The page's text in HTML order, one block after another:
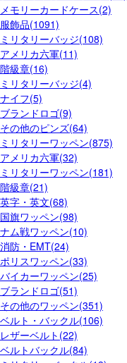
メモリーカードケース(2)
服飾品(1091)
ミリタリーバッジ(108)
アメリカ六軍(11)
階級章(16)
ミリタリーバッジ(4)
ナイフ(5)
ブランドロゴ(9)
その他のピンズ(64)
ミリタリーワッペン(875)
アメリカ六軍(32)
ミリタリーワッペン(181)
階級章(21)
英字・英文(68)
国旗ワッペン(98)
ナム戦ワッペン(10)
消防・EMT(24)
ポリスワッペン(33)
バイカーワッペン(25)
ブランドロゴ(51)
その他のワッペン(351)
ベルト・バックル(106)
レザーベルト(22)
ベルトバックル(84)